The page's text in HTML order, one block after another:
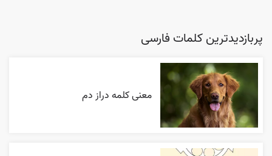
پربازدیدترین کلمات فارسی
معنی کلمه دراز دم